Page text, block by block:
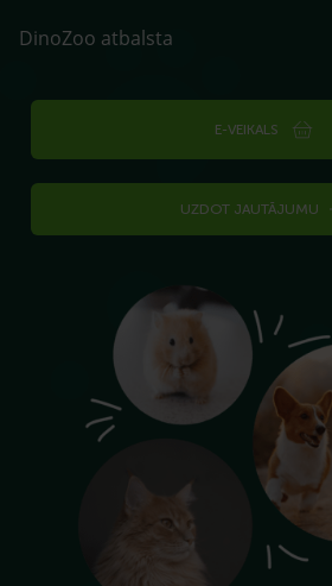
DinoZoo atbalsta
E-VEIKALS
UZDOT JAUTĀJUMU